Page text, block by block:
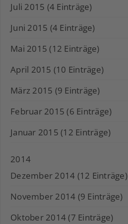
Juli 2015 (4 Einträge)
Juni 2015 (4 Einträge)
Mai 2015 (12 Einträge)
April 2015 (10 Einträge)
März 2015 (9 Einträge)
Februar 2015 (6 Einträge)
Januar 2015 (12 Einträge)
2014
Dezember 2014 (12 Einträge)
November 2014 (9 Einträge)
Oktober 2014 (7 Einträge)